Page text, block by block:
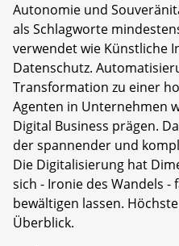
Autonomie und
als Schlagworte
verwendet wie Künstliche
Datenschutz.
Transformation zu einer
Agenten in Unternehmen
Digital Business prägen.
der spannender und
Die Digitalisierung hat
sich - Ironie des Wandels -
bewältigen lassen.
Überblick.